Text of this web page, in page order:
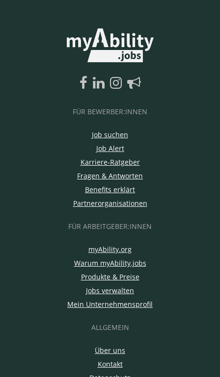
FÜR BEWERBER:INNEN
Job suchen
Job Alert
Karriere-Ratgeber
Fragen & Antworten
Benefits erklärt
Partnerorganisationen
FÜR ARBEITGEBER:INNEN
myAbility.org
Warum myAbility.jobs
Produkte & Preise
Jobs verwalten
Mein Unternehmensprofil
ALLGEMEIN
Über uns
Kontakt